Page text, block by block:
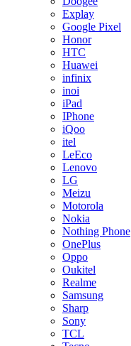
Explay
Google Pixel
Honor
HTC
Huawei
infinix
inoi
iPad
IPhone
iQoo
itel
LeEco
Lenovo
LG
Meizu
Motorola
Nokia
Nothing Phone
OnePlus
Oppo
Oukitel
Realme
Samsung
Sharp
Sony
TCL